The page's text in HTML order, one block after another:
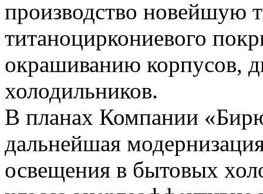
производство новейшую
титаноциркониевого
окрашиванию корпусов,
холодильников.
В планах Компании
дальнейшая
освещения в бытовых